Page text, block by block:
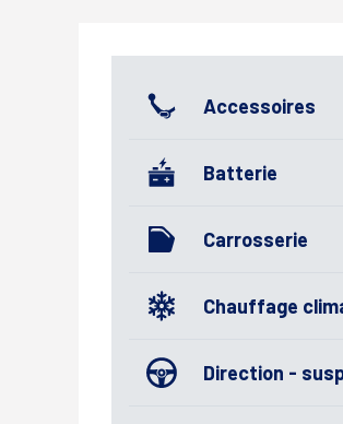
Accessoires
Batterie
Carrosserie
Chauffage
Direction -